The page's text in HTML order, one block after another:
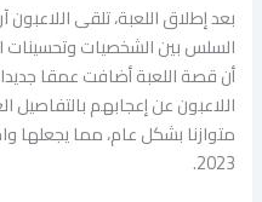
بعد إطلاق اللعبة، تلقى اللاعبون
السلس بين الشخصيات وتحسينات
أن قصة اللعبة أضافت عمقا
اللاعبون عن إعجابهم بالتفاصيل
متوازنا بشكل عام، مما يجعلها
2023.